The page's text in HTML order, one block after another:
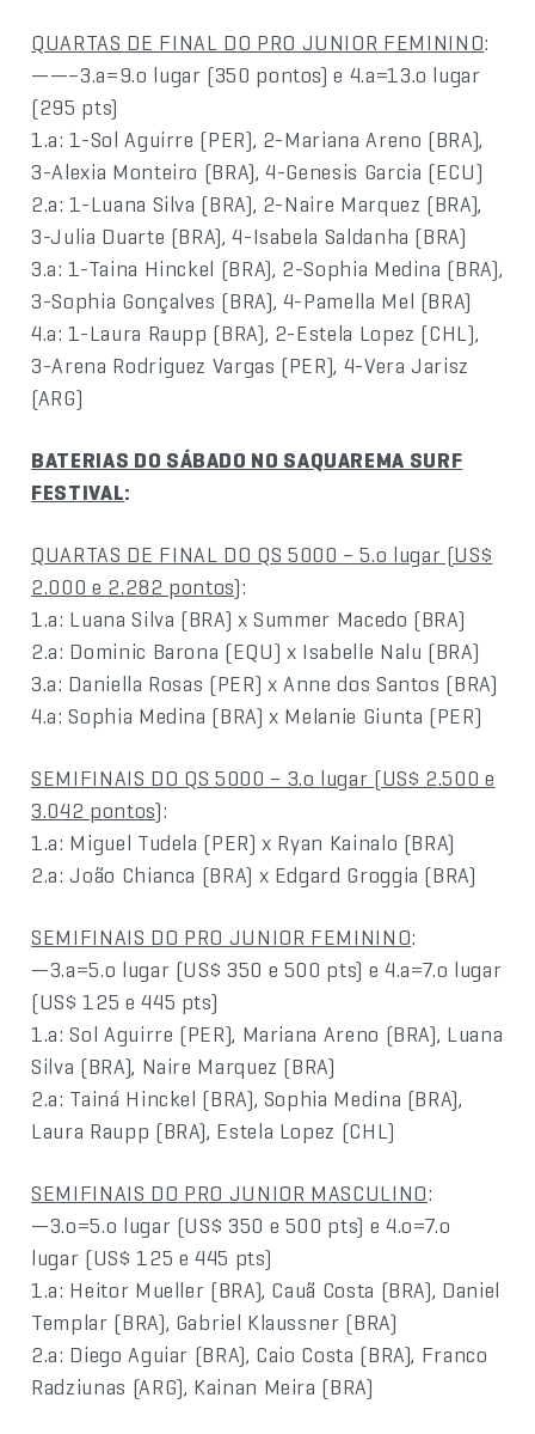
QUARTAS DE FINAL DO PRO JUNIOR FEMININO:
——–3.a=9.o lugar (350 pontos) e 4.a=13.o lugar
(295 pts)
1.a: 1-Sol Aguirre (PER), 2-Mariana Areno (BRA),
3-Alexia Monteiro (BRA), 4-Genesis Garcia (ECU)
2.a: 1-Luana Silva (BRA), 2-Naire Marquez (BRA),
3-Julia Duarte (BRA), 4-Isabela Saldanha (BRA)
3.a: 1-Taina Hinckel (BRA), 2-Sophia Medina (BRA),
3-Sophia Gonçalves (BRA), 4-Pamella Mel (BRA)
4.a: 1-Laura Raupp (BRA), 2-Estela Lopez (CHL),
3-Arena Rodriguez Vargas (PER), 4-Vera Jarisz
(ARG)
BATERIAS DO SÁBADO NO SAQUAREMA SURF
FESTIVAL:
QUARTAS DE FINAL DO QS 5000 – 5.o lugar (US$
2.000 e 2.282 pontos):
1.a: Luana Silva (BRA) x Summer Macedo (BRA)
2.a: Dominic Barona (EQU) x Isabelle Nalu (BRA)
3.a: Daniella Rosas (PER) x Anne dos Santos (BRA)
4.a: Sophia Medina (BRA) x Melanie Giunta (PER)
SEMIFINAIS DO QS 5000 – 3.o lugar (US$ 2.500 e
3.042 pontos):
1.a: Miguel Tudela (PER) x Ryan Kainalo (BRA)
2.a: João Chianca (BRA) x Edgard Groggia (BRA)
SEMIFINAIS DO PRO JUNIOR FEMININO:
—3.a=5.o lugar (US$ 350 e 500 pts) e 4.a=7.o lugar
(US$ 125 e 445 pts)
1.a: Sol Aguirre (PER), Mariana Areno (BRA), Luana
Silva (BRA), Naire Marquez (BRA)
2.a: Tainá Hinckel (BRA), Sophia Medina (BRA),
Laura Raupp (BRA), Estela Lopez (CHL)
SEMIFINAIS DO PRO JUNIOR MASCULINO:
—3.o=5.o lugar (US$ 350 e 500 pts) e 4.o=7.o
lugar (US$ 125 e 445 pts)
1.a: Heitor Mueller (BRA), Cauã Costa (BRA), Daniel
Templar (BRA), Gabriel Klaussner (BRA)
2.a: Diego Aguiar (BRA), Caio Costa (BRA), Franco
Radziunas (ARG), Kainan Meira (BRA)